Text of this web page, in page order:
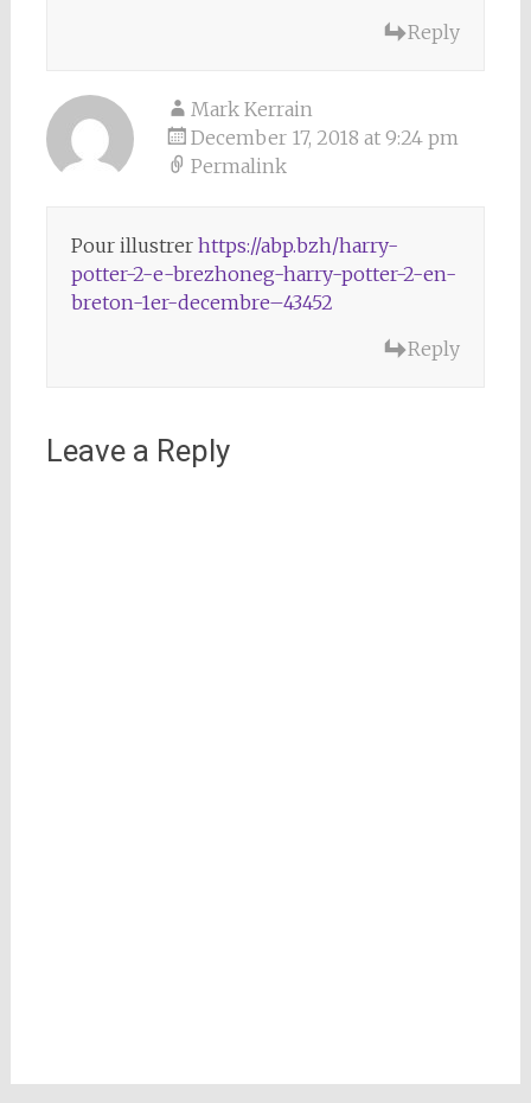
Reply
Mark Kerrain
December 17, 2018 at 9:24 pm
Permalink
Pour illustrer https://abp.bzh/harry-
potter-2-e-brezhoneg-harry-potter-2-en-
breton-1er-decembre–43452
Reply
Leave a Reply